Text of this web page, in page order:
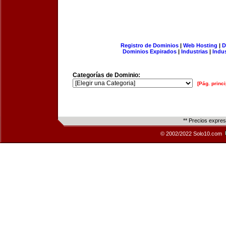
Registro de Dominios| Web Hosting |
Dominios Expirados | Industrias |
Categorías de Dominio:
[Pág.
** Precios
© 2002/2022 Solo10.com